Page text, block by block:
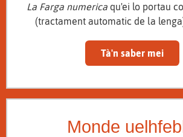
La Farga numerica qu'ei lo portau
(tractament automatic de la
Tà'n saber mei
Monde